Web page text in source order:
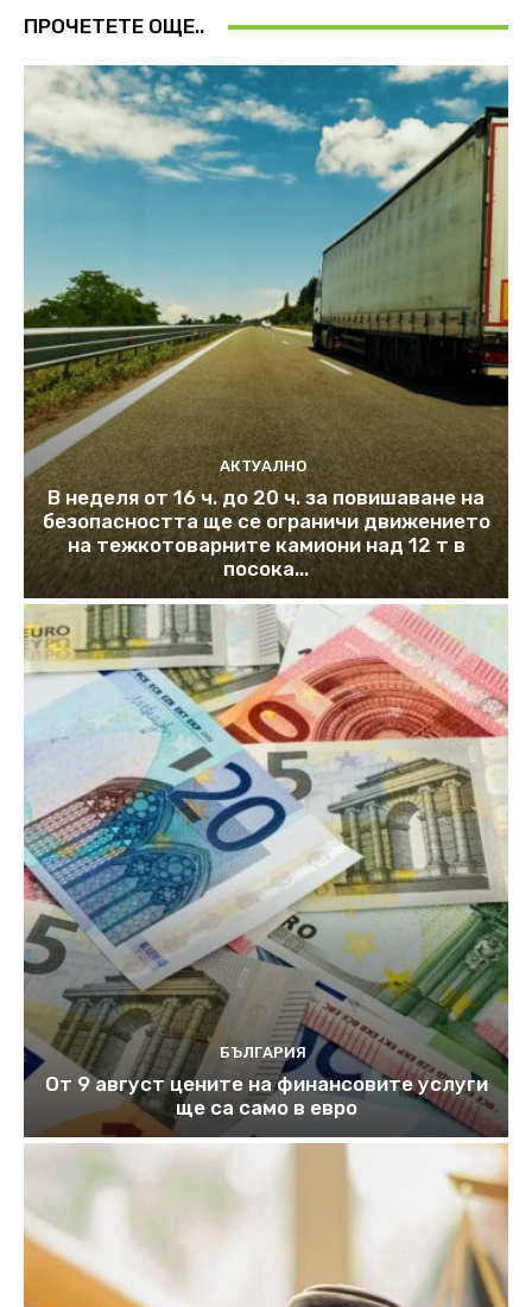
ПРОЧЕТЕТЕ ОЩЕ..
АКТУАЛНО
В неделя от 16 ч. до 20 ч. за повишаване на
безопасността ще се ограничи движението
на тежкотоварните камиони над 12 т в
посока...
БЪЛГАРИЯ
От 9 август цените на финансовите услуги
ще са само в евро